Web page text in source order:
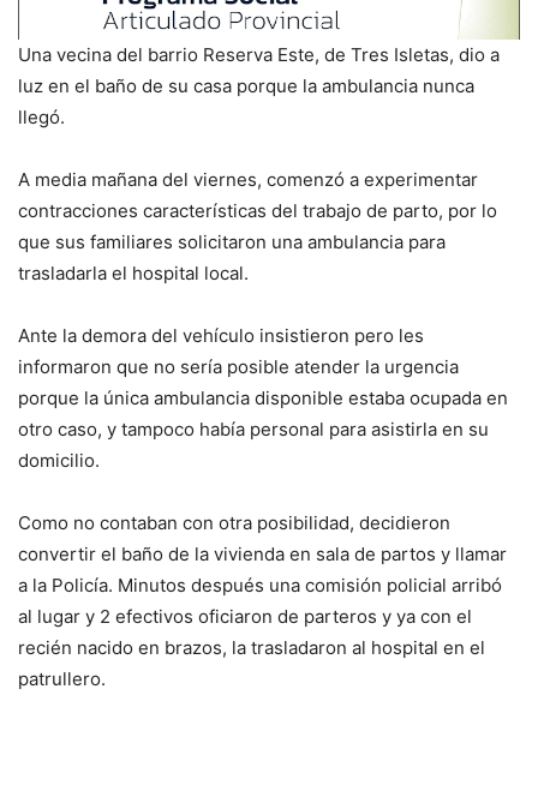
Una vecina del barrio Reserva Este, de Tres Isletas, dio a
luz en el baño de su casa porque la ambulancia nunca
llegó.
A media mañana del viernes, comenzó a experimentar
contracciones características del trabajo de parto, por lo
que sus familiares solicitaron una ambulancia para
trasladarla el hospital local.
Ante la demora del vehículo insistieron pero les
informaron que no sería posible atender la urgencia
porque la única ambulancia disponible estaba ocupada en
otro caso, y tampoco había personal para asistirla en su
domicilio.
Como no contaban con otra posibilidad, decidieron
convertir el baño de la vivienda en sala de partos y llamar
a la Policía. Minutos después una comisión policial arribó
al lugar y 2 efectivos oficiaron de parteros y ya con el
recién nacido en brazos, la trasladaron al hospital en el
patrullero.